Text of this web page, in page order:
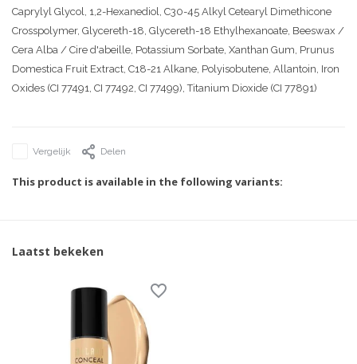
Caprylyl Glycol, 1,2-Hexanediol, C30-45 Alkyl Cetearyl Dimethicone
Crosspolymer, Glycereth-18, Glycereth-18 Ethylhexanoate, Beeswax /
Cera Alba / Cire d'abeille, Potassium Sorbate, Xanthan Gum, Prunus
Domestica Fruit Extract, C18-21 Alkane, Polyisobutene, Allantoin, Iron
Oxides (CI 77491, CI 77492, CI 77499), Titanium Dioxide (CI 77891)
Vergelijk Delen
This product is available in the following variants:
Laatst bekeken